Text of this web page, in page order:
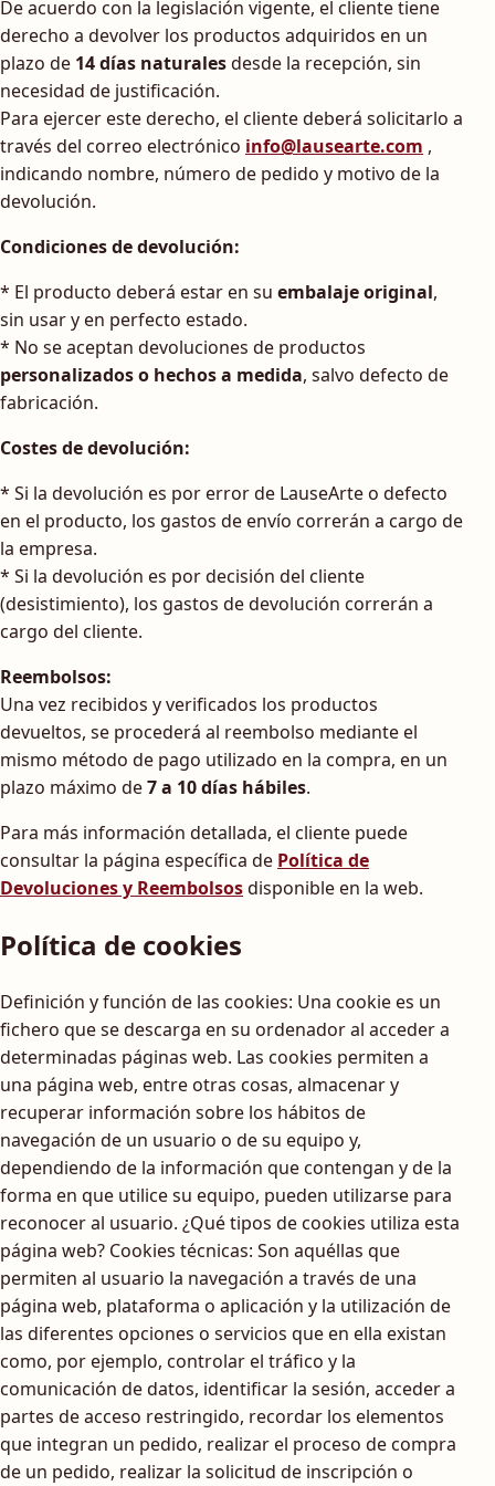
De acuerdo con la legislación vigente, el cliente tiene
derecho a devolver los productos adquiridos en un
plazo de 14 días naturalesdesde la recepción, sin
necesidad de justificación.
Para ejercer este derecho, el cliente deberá solicitarlo a
través del correo electrónico info@lausearte.com ,
indicando nombre, número de pedido y motivo de la
devolución.
Condiciones de devolución:
* El producto deberá estar en su embalaje original,
sin usar y en perfecto estado.
* No se aceptan devoluciones de productos
personalizados o hechos a medida, salvo defecto de
fabricación.
Costes de devolución:
* Si la devolución es por error de LauseArte o defecto
en el producto, los gastos de envío correrán a cargo de
la empresa.
* Si la devolución es por decisión del cliente
(desistimiento), los gastos de devolución correrán a
cargo del cliente.
Reembolsos:
Una vez recibidos y verificados los productos
devueltos, se procederá al reembolso mediante el
mismo método de pago utilizado en la compra, en un
plazo máximo de7 a 10 días hábiles.
Para más información detallada, el cliente puede
consultar la página específica de Política de
Devoluciones y Reembolsosdisponible en la web.
Política de cookies
Definición y función de las cookies: Una cookie es un
fichero que se descarga en su ordenador al acceder a
determinadas páginas web. Las cookies permiten a
una página web, entre otras cosas, almacenar y
recuperar información sobre los hábitos de
navegación de un usuario o de su equipo y,
dependiendo de la información que contengan y de la
forma en que utilice su equipo, pueden utilizarse para
reconocer al usuario. ¿Qué tipos de cookies utiliza esta
página web? Cookies técnicas: Son aquéllas que
permiten al usuario la navegación a través de una
página web, plataforma o aplicación y la utilización de
las diferentes opciones o servicios que en ella existan
como, por ejemplo, controlar el tráfico y la
comunicación de datos, identificar la sesión, acceder a
partes de acceso restringido, recordar los elementos
que integran un pedido, realizar el proceso de compra
de un pedido, realizar la solicitud de inscripción o